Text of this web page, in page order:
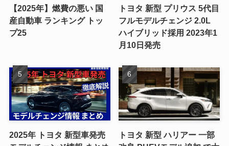
【2025年】燃費の悪い 国
産自動車 ランキング トッ
プ25
トヨタ 新型 プリウス 5代目
フルモデルチェンジ 2.0L
ハイブリッド採用 2023年1
月10日発売
2025年 トヨタ 新型車発売
トヨタ 新型 ハリアー 一部